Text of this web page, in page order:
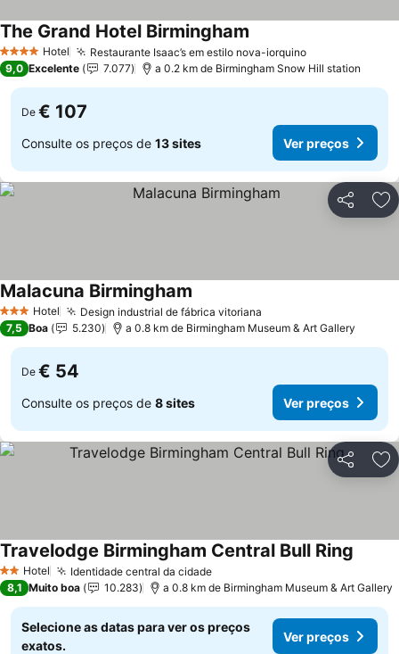
4 EstrelasHotel Restaurante Isaac’s em estilo nova-iorquino
The Grand Hotel Birmingham
9,0 Excelente 7.077 a 0.2 km de Birmingham Snow Hill station
De € 107
Consulte os preços de 13 sites Ver preços
Partilhar
3 EstrelasHotel Design industrial de fábrica vitoriana
Malacuna Birmingham
7,5 Boa 5.230 a 0.8 km de Birmingham Museum & Art Gallery
De € 54
Consulte os preços de 8 sites Ver preços
Partilhar
2 Estrelas
Hotel Identidade central da cidade
Travelodge Birmingham Central Bull Ring
8,1 Muito boa 10.283 a 0.8 km de Birmingham Museum & Art Gallery
Selecione as datas para ver os preços
exatos.
Ver preços